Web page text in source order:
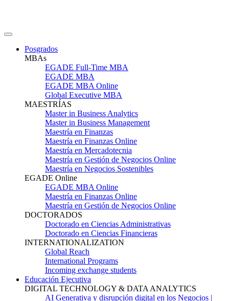
Posgrados
MBAs
EGADE Full-Time MBA
EGADE MBA
EGADE MBA Online
Global Executive MBA
MAESTRÍAS
Master in Business Analytics
Master in Business Management
Maestría en Finanzas
Maestría en Finanzas Online
Maestría en Mercadotecnia
Maestría en Gestión de Negocios Online
Maestría en Negocios Sostenibles
EGADE Online
EGADE MBA Online
Maestría en Finanzas Online
Maestría en Gestión de Negocios Online
DOCTORADOS
Doctorado en Ciencias Administrativas
Doctorado en Ciencias Financieras
INTERNATIONALIZATION
Global Reach
International Programs
Incoming exchange students
Educación Ejecutiva
DIGITAL TECHNOLOGY & DATA ANALYTICS
AI Generativa y disrupción digital en los Negocios |